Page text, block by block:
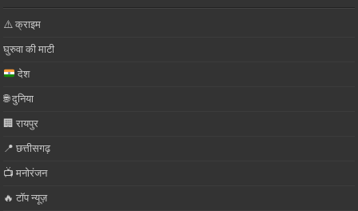
⚠️ क्राइम
घुरुवा की माटी
देश
🌐 दुनिया
🏢 रायपुर
📍 छत्तीसगढ़
📺 मनोरंजन
🔥 टॉप न्यूज़